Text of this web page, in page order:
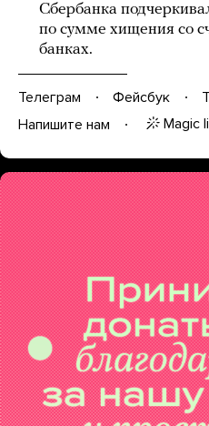
Сбербанка
по сумме хищения со
банках.
Телеграм Фейсбук
Напишите нам
Magic